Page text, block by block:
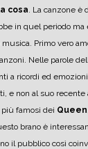
cosa. La canzone è
in quel periodo ma
Primo vero
Nelle parole
a ricordi ed
e non al suo
famosi dei Queen
brano è
il pubblico così